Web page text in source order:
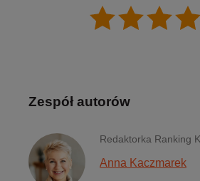
Zespół autorów
Redaktorka Ranking
Anna Kaczmarek